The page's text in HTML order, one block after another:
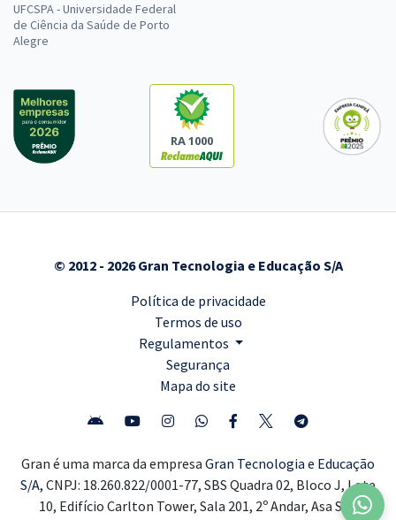
UFCSPA - Universidade Federal
de Ciência da Saúde de Porto
Alegre
RA 1000
© 2012 - 2026 Gran Tecnologia e Educação S/A
Política de privacidade
Termos de uso
Regulamentos
Segurança
Mapa do site
Gran é uma marca da empresa Gran Tecnologia e Educação
S/A, CNPJ: 18.260.822/0001-77, SBS Quadra 02, Bloco J, Lote
10, Edifício Carlton Tower, Sala 201, 2º Andar, Asa Sul,